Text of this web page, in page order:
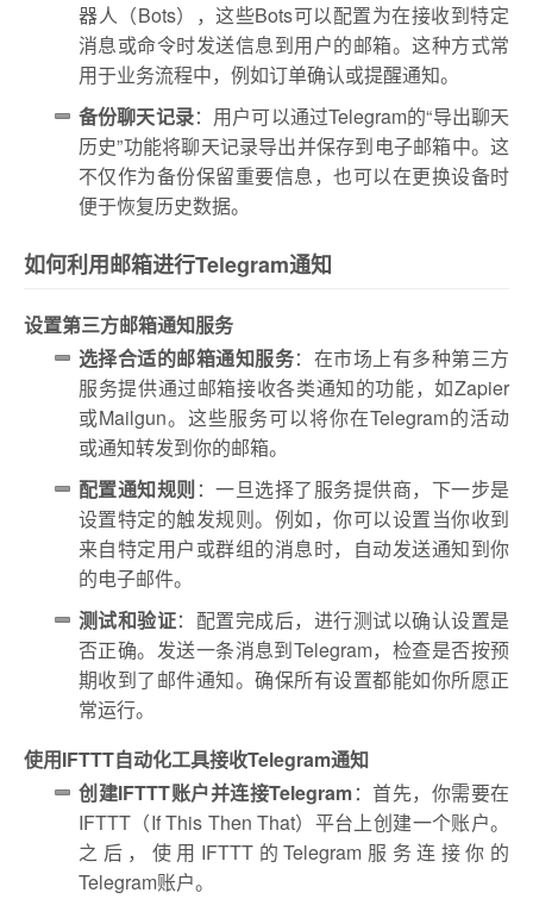
器人（Bots），这些Bots可以配置为在接收到特定
消息或命令时发送信息到用户的邮箱。这种方式常
用于业务流程中，例如订单确认或提醒通知。
备份聊天记录：用户可以通过Telegram的“导出聊天
历史”功能将聊天记录导出并保存到电子邮箱中。这
不仅作为备份保留重要信息，也可以在更换设备时
便于恢复历史数据。
如何利用邮箱进行Telegram通知
设置第三方邮箱通知服务
选择合适的邮箱通知服务：在市场上有多种第三方
服务提供通过邮箱接收各类通知的功能，如Zapier
或Mailgun。这些服务可以将你在Telegram的活动
或通知转发到你的邮箱。
配置通知规则 ：一旦选择了服务提供商，下一步是
设置特定的触发规则。例如，你可以设置当你收到
来自特定用户或群组的消息时，自动发送通知到你
的电子邮件。
测试和验证：配置完成后，进行测试以确认设置是
否正确。发送一条消息到Telegram，检查是否按预
期收到了邮件通知。确保所有设置都能如你所愿正
常运行。
使用IFTTT自动化工具接收Telegram通知
创建IFTTT账户并连接Telegram：首先，你需要在
IFTTT（If This Then That）平台上创建一个账户。
之后，使用IFTTT的Telegram服务连接你的
Telegram账户。